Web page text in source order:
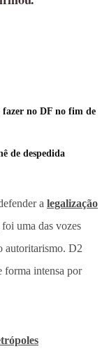
no DF no fim de
de despedida
a legalização
uma das vozes
autoritarismo. D2
forma intensa por